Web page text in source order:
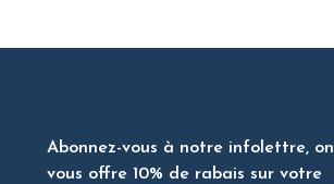
Abonnez-vous à notre infolettre, on
vous offre 10% de rabais sur votre